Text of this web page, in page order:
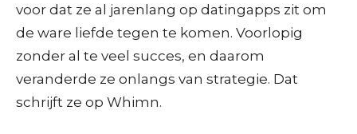
voor dat ze al jarenlang op datingapps zit om
de ware liefde tegen te komen. Voorlopig
zonder al te veel succes, en daarom
veranderde ze onlangs van strategie. Dat
schrijft ze op Whimn.